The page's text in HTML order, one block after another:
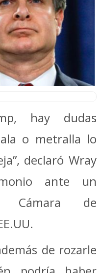
hay dudas
o metralla lo
declaró Wray
ante un
de
de rozarle